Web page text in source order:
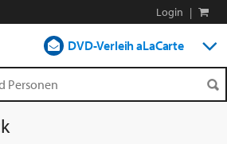
Login |
DVD-Verleih aLaCarte